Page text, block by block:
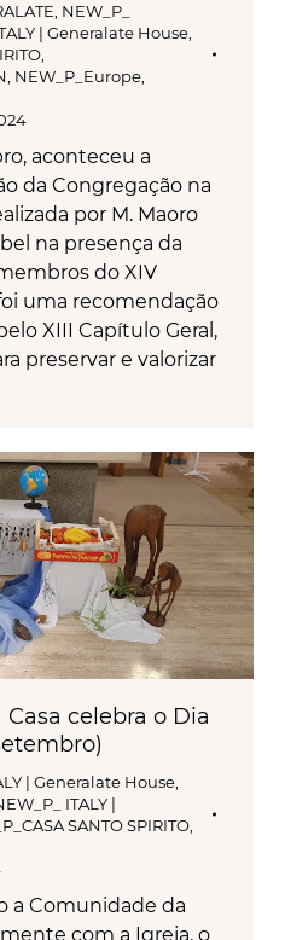
NEW_P_
| Generalate House
NEW_P_Europe
aconteceu a
da Congregação na
por M. Maoro
na presença da
do XIV
uma recomendação
XIII Capítulo Geral,
preservar e valorizar
celebra o Dia
| Generalate House
ITALY |
SANTO SPIRITO
a Comunidade da
com a Igreja, o